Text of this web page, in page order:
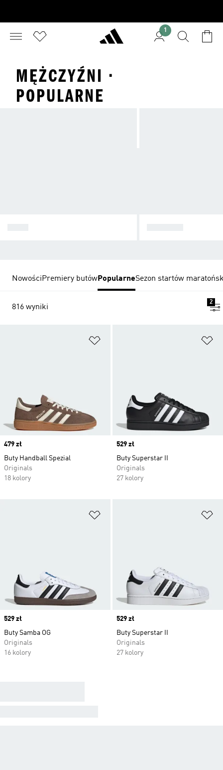
1
MĘŻCZYŹNI ·
POPULARNE
NowościPremiery butówPopularneSezon startów
816 wyniki
2
Price
479 zł
Buty Handball Spezial
Originals
18 kolory
Price
529 zł
Buty Superstar II
Originals
27 kolory
Price
529 zł
Buty Samba OG
Originals
16 kolory
Price
529 zł
Buty Superstar II
Originals
27 kolory